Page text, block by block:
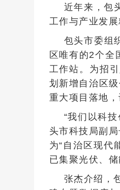
近年来，包
工作与产业发
包头市委组
区唯有的2个全
工作站。为招
划新增自治区
重大项目落地，
“我们以科
头市科技局副
为“自治区现代
已集聚光伏、
张杰介绍，